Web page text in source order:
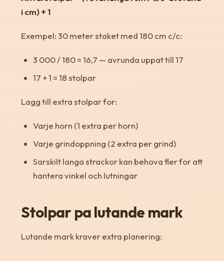
i cm) + 1
Exempel: 30 meter staket med 180 cm c/c:
3 000 / 180 = 16,7 — avrunda uppat till 17
17 + 1 = 18 stolpar
Lagg till extra stolpar for:
Varje horn (1 extra per horn)
Varje grindoppning (2 extra per grind)
Sarskilt langa strackor kan behova fler for att
hantera vinkel och lutningar
Stolpar pa lutande mark
Lutande mark kraver extra planering: